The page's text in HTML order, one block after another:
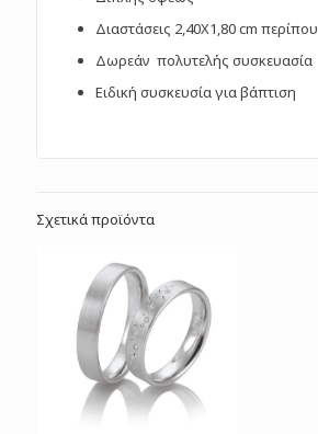
Διαστάσεις 2,40Χ1,80 cm περίπου
Δωρεάν πολυτελής συσκευασία
Ειδική συσκευσία για βάπτιση
Σχετικά προϊόντα